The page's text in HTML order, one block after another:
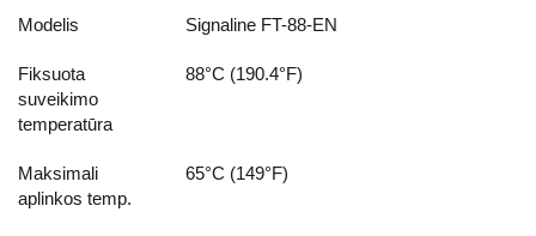
Modelis Signaline FT-88-EN
Fiksuota
suveikimo
temperatūra
88°C (190.4°F)
Maksimali
aplinkos temp.
65°C (149°F)